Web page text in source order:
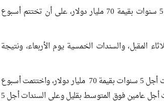
وذكرت الوزارة أنها ستطرح سندات أجل عامين بقيمة 69 مليار دولار، وسندات أجل 5 سنوات بقيمة 70 مليار دولار، على أن تختتم أسبوع
المقبل، والسندات الخمسية يوم الأربعاء، ونتيجة
وكانت الوزارة قد باعت الشهر الماضي سندات أجل عامين بقيمة 69 مليار دولار، وسندات أجل 5 سنوات بقيمة 70 مليار دولار، واختتمت أسبوع
الطرح ببيع سندات أجل 7 سنوات بقيمة 44 مليار دولار، وجاء الطلب على فئات السندات أجل عامين فوق المتوسط بقليل وعلى السندات أجل 5